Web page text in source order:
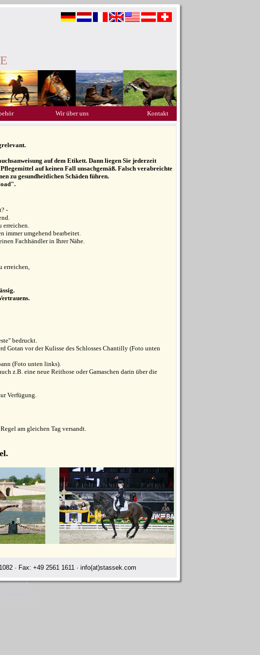
Wir über uns Kontakt
auf dem Etikett. Dann liegen Sie jederzeit
auf keinen Fall unsachgemäß. Falsch verabreichte
zu gesundheitlichen Schäden führen.
-
erreichen.
immer umgehend bearbeitet.
Fachhändler in Ihrer Nähe.
erreichen,
bedruckt.
Gotan vor der Kulisse des Schlosses Chantilly (Foto unten
(Foto unten links).
z.B. eine neue Reithose oder Gamaschen darin über die
Verfügung.
am gleichen Tag versandt.
· Fax: +49 2561 1611 · info(at)stassek.com